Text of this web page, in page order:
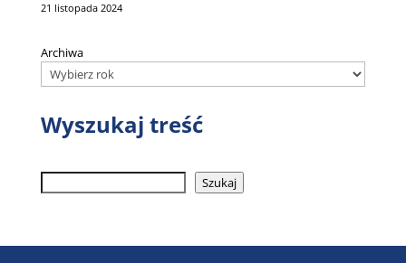
21 listopada 2024
Archiwa
Wyszukaj treść
Szukaj Szukaj